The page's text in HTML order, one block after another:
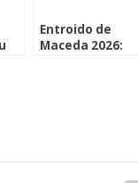
Entroido de
Maceda 2026: